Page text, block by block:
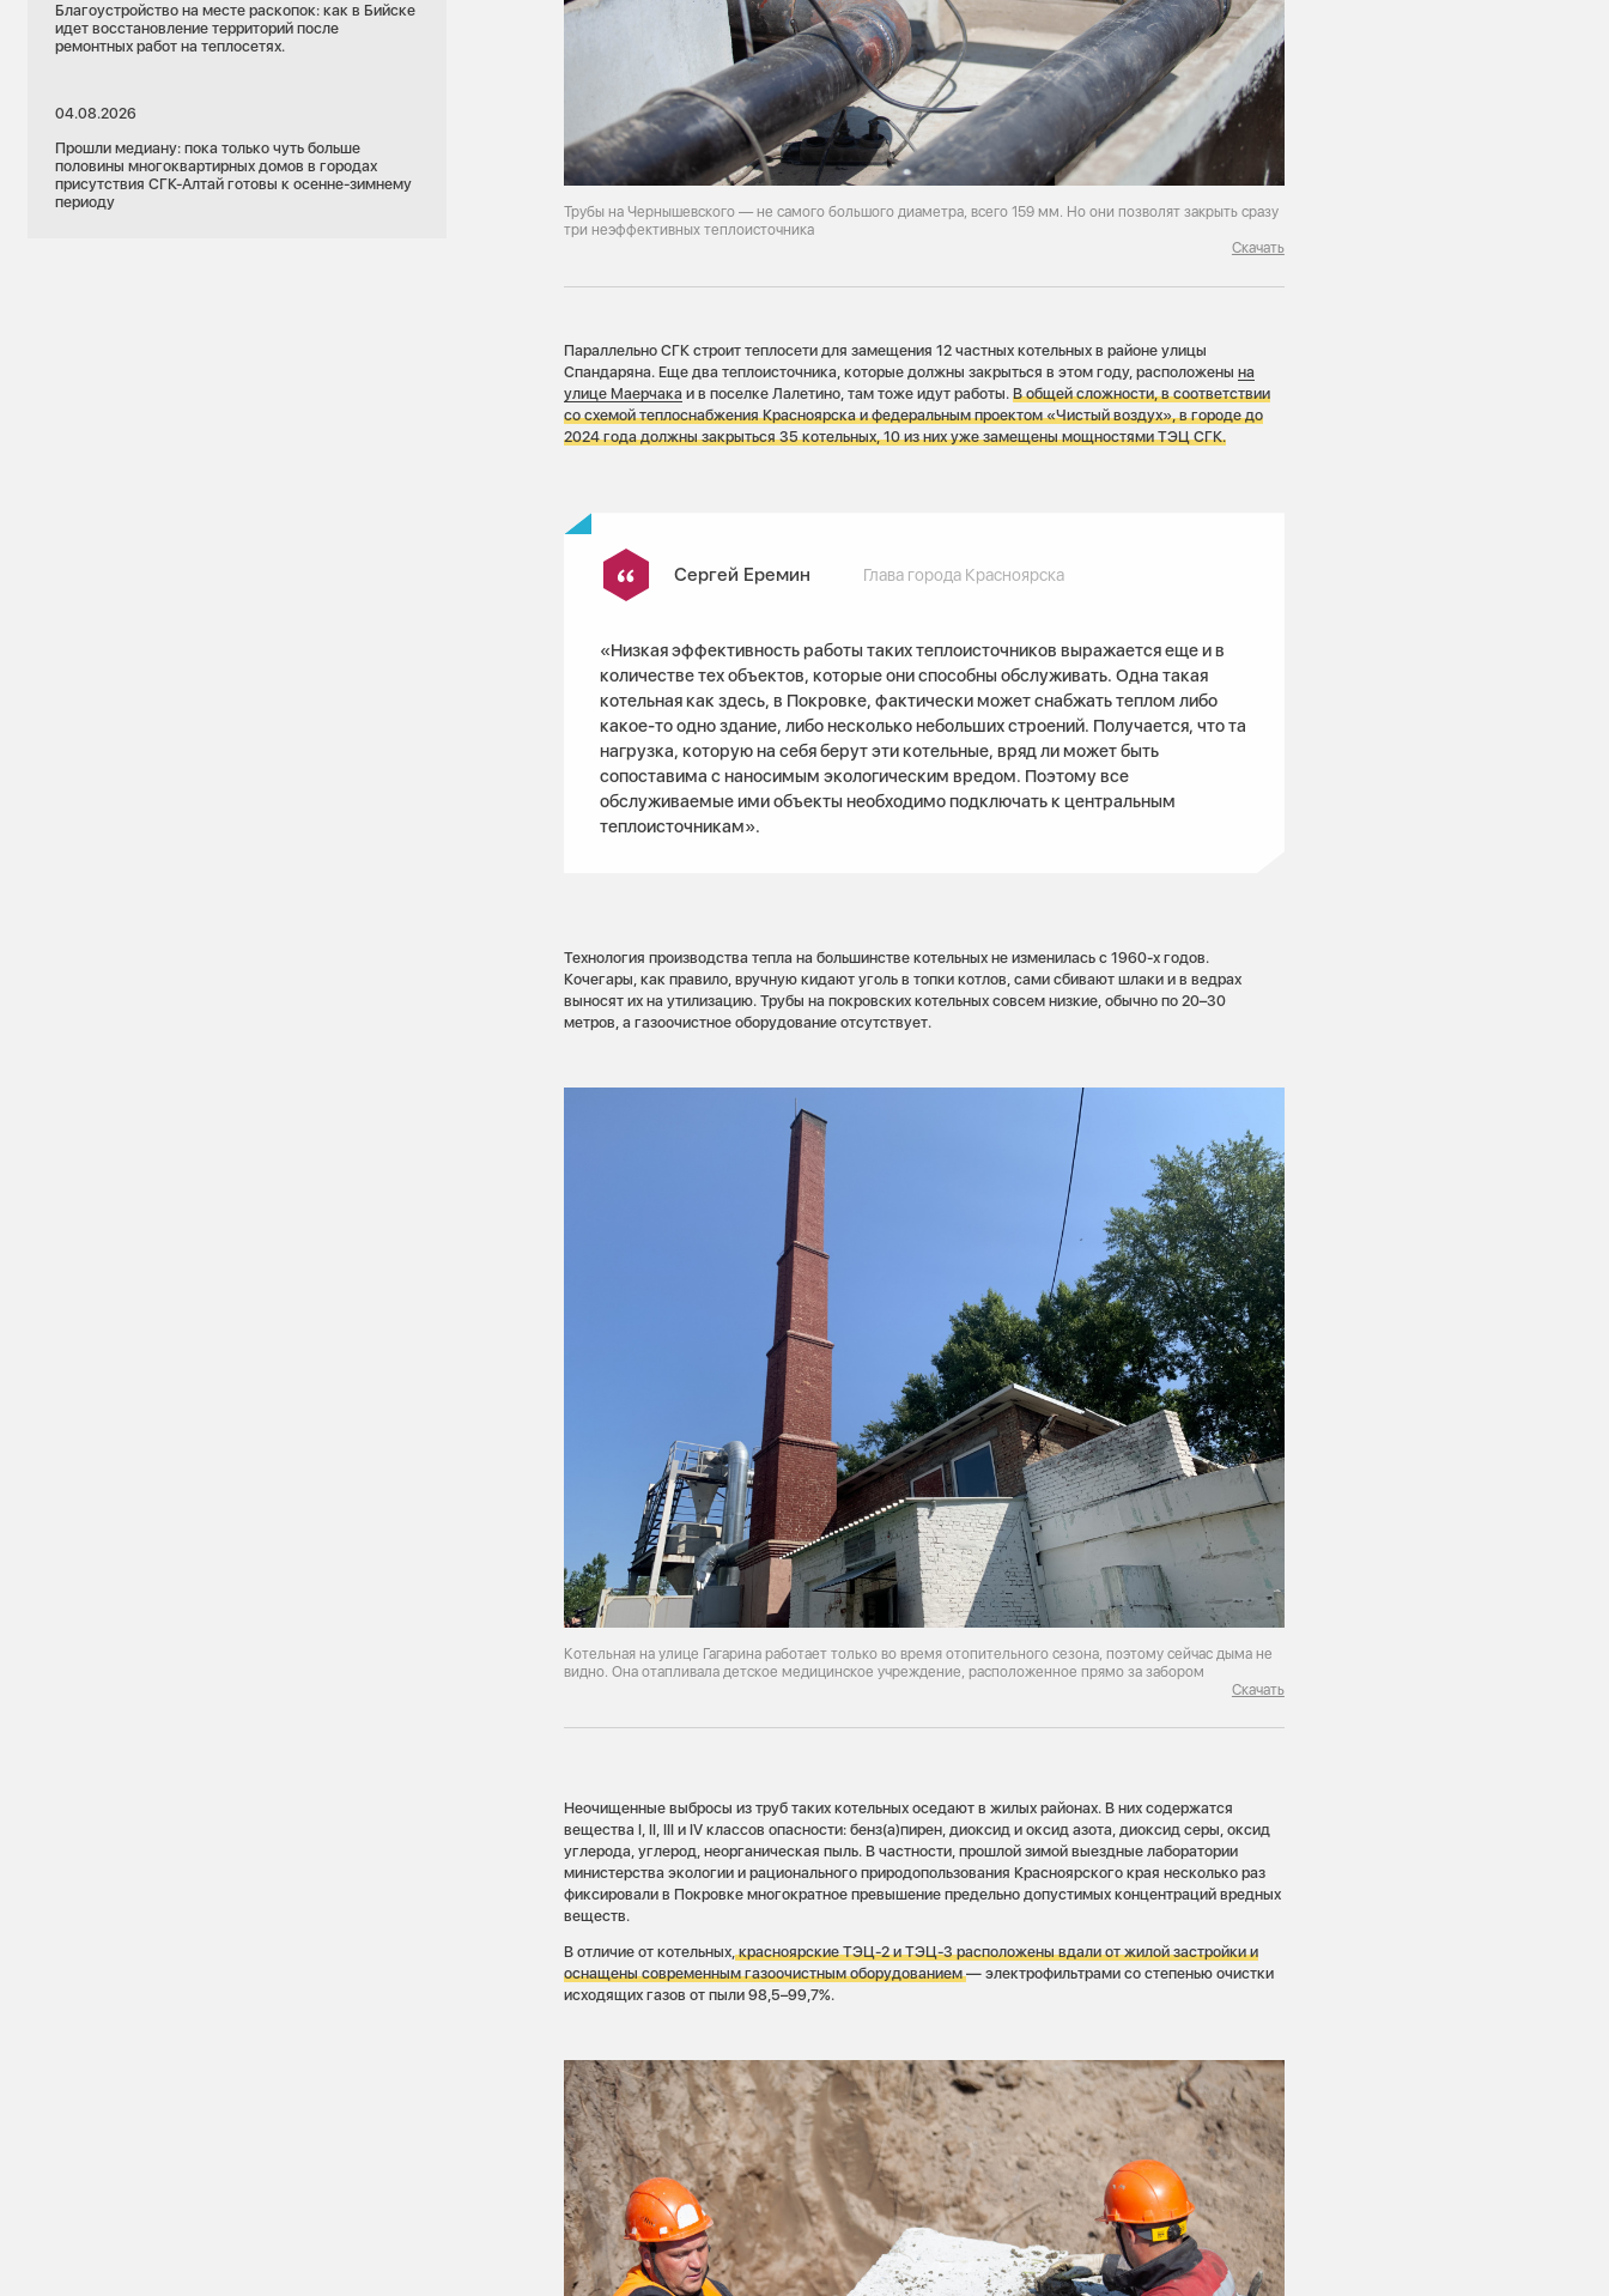
Благоустройство на месте раскопок: как в Бийске
идет восстановление территорий после
ремонтных работ на теплосетях.
04.08.2026
Прошли медиану: пока только чуть больше
половины многоквартирных домов в городах
присутствия СГК-Алтай готовы к осенне-зимнему
периоду
Трубы на Чернышевского — не самого большого диаметра, всего 159 мм. Но они позволят закрыть сразу
три неэффективных теплоисточника
Скачать
Параллельно СГК строит теплосети для замещения 12 частных котельных в районе улицы
Спандаряна. Еще два теплоисточника, которые должны закрыться в этом году, расположенына
улице Маерчака и в поселке Лалетино, там тоже идут работы.В общей сложности, в соответствии
со схемой теплоснабжения Красноярска и федеральным проектом «Чистый воздух», в городе до
2024 года должны закрыться 35 котельных, 10 из них уже замещены мощностями ТЭЦ СГК.
Сергей Еремин Глава города Красноярска
«Низкая эффективность работы таких теплоисточников выражается еще и в
количестве тех объектов, которые они способны обслуживать. Одна такая
котельная как здесь, в Покровке, фактически может снабжать теплом либо
какое-то одно здание, либо несколько небольших строений. Получается, что та
нагрузка, которую на себя берут эти котельные, вряд ли может быть
сопоставима с наносимым экологическим вредом. Поэтому все
обслуживаемые ими объекты необходимо подключать к центральным
теплоисточникам».
Технология производства тепла на большинстве котельных не изменилась с 1960-х годов.
Кочегары, как правило, вручную кидают уголь в топки котлов, сами сбивают шлаки и в ведрах
выносят их на утилизацию. Трубы на покровских котельных совсем низкие, обычно по 20–30
метров, а газоочистное оборудование отсутствует.
Котельная на улице Гагарина работает только во время отопительного сезона, поэтому сейчас дыма не
видно. Она отапливала детское медицинское учреждение, расположенное прямо за забором
Скачать
Неочищенные выбросы из труб таких котельных оседают в жилых районах. В них содержатся
вещества I, II, III и IV классов опасности: бенз(а)пирен, диоксид и оксид азота, диоксид серы, оксид
углерода, углерод, неорганическая пыль. В частности, прошлой зимой выездные лаборатории
министерства экологии и рационального природопользования Красноярского края несколько раз
фиксировали в Покровке многократное превышение предельно допустимых концентраций вредных
веществ.
В отличие от котельных,красноярские ТЭЦ-2 и ТЭЦ-3 расположены вдали от жилой застройки и
оснащены современным газоочистным оборудованием— электрофильтрами со степенью очистки
исходящих газов от пыли 98,5–99,7%.